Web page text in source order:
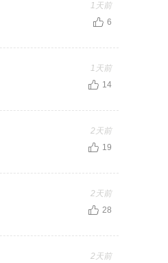
1天前
6
1天前
14
2天前
19
2天前
28
2天前